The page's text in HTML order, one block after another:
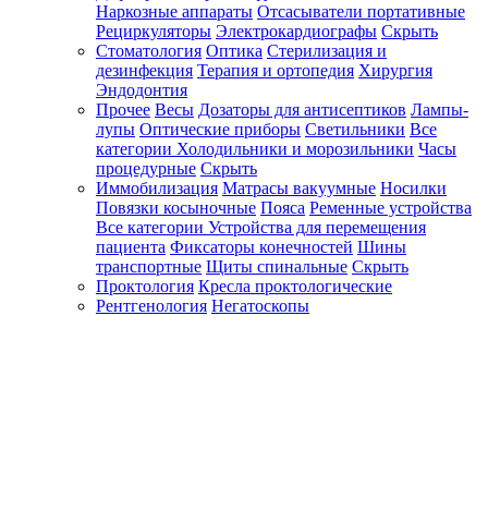
Наркозные аппараты Отсасыватели портативные
Рециркуляторы Электрокардиографы Скрыть
Стоматология Оптика Стерилизация и
дезинфекция Терапия и ортопедия Хирургия
Эндодонтия
Прочее Весы Дозаторы для антисептиков Лампы-
лупы Оптические приборы Светильники Все
категории Холодильники и морозильники Часы
процедурные Скрыть
Иммобилизация Матрасы вакуумные Носилки
Повязки косыночные Пояса Ременные устройства
Все категории Устройства для перемещения
пациента Фиксаторы конечностей Шины
транспортные Щиты спинальные Скрыть
Проктология Кресла проктологические
Рентгенология Негатоскопы